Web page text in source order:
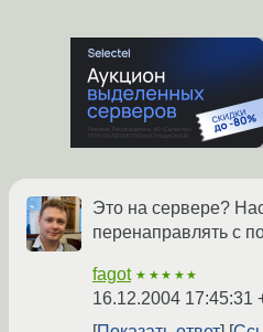
Это на сервере?
перенаправлять с
fagot ★★★★★
16.12.2004 17:45:31